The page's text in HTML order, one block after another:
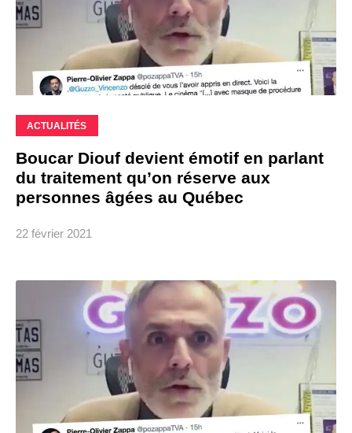
ACTUALITÉS
Boucar Diouf devient émotif en parlant
du traitement qu’on réserve aux
personnes âgées au Québec
22 février 2021